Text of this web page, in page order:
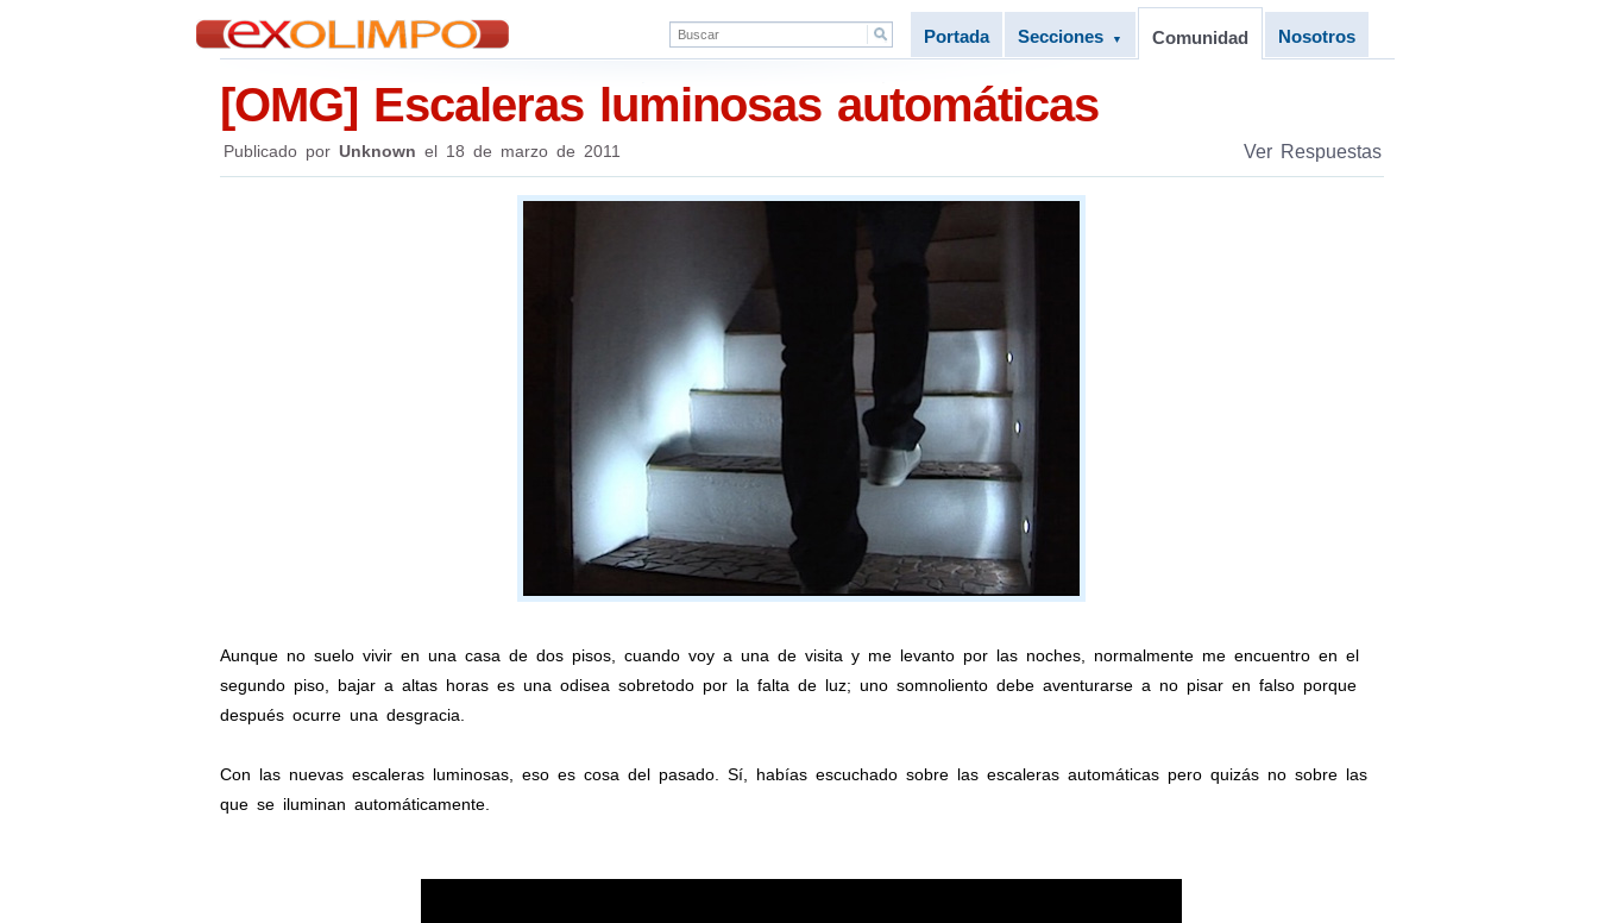
Portada Secciones ▼ Comunidad Nosotros
[OMG] Escaleras luminosas automáticas
Publicado por Unknown el 18 de marzo de 2011 Ver Respuestas
Aunque no suelo vivir en una casa de dos pisos, cuando voy a una de visita y me levanto por las noches, normalmente me encuentro en el
segundo piso, bajar a altas horas es una odisea sobretodo por la falta de luz; uno somnoliento debe aventurarse a no pisar en falso porque
después ocurre una desgracia.
Con las nuevas escaleras luminosas, eso es cosa del pasado. Sí, habías escuchado sobre las escaleras automáticas pero quizás no sobre las
que se iluminan automáticamente.